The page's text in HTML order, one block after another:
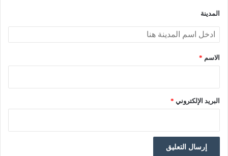
المدينة
الاسم *
البريد الإلكتروني *